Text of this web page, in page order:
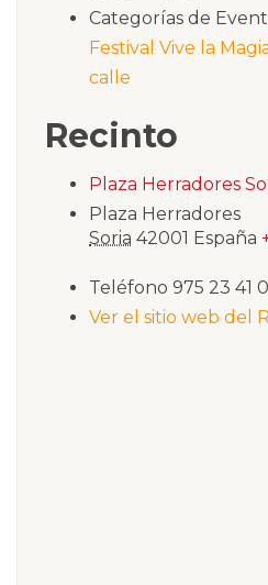
Categorías de
Festival Vive la
calle
Recinto
Plaza Herradores
Plaza Herradores
Soria 42001 España
Teléfono 975 23 41
Ver el sitio web del